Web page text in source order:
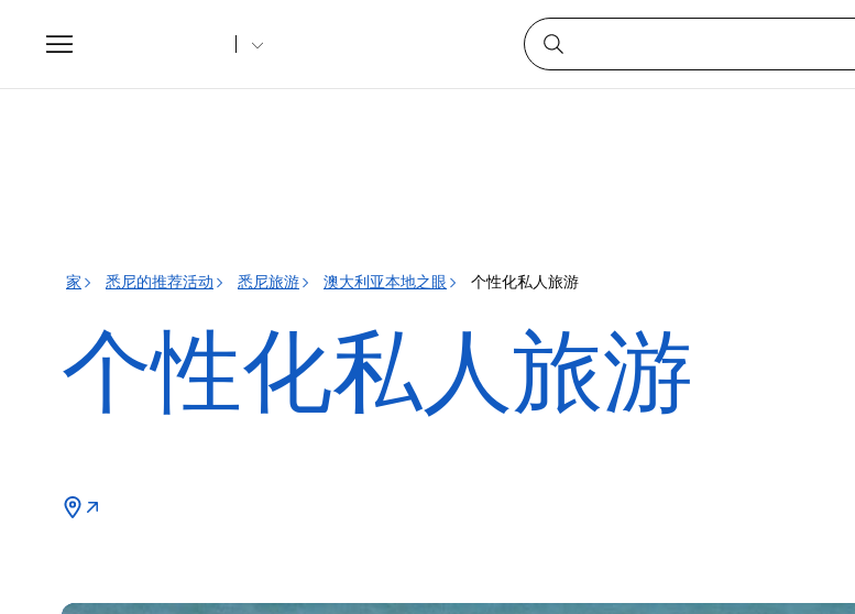
Toggle
navigation
家 悉尼的推荐活动 悉尼旅游 澳大利亚本地之眼 个性化私人旅游
个性化私人旅游